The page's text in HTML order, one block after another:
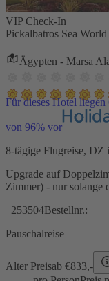
VIP Check-In
Pickalbatros Sea
Ägypten - Marsa
Für dieses Hotel
von 96% vor
8-tägige Flugreise,
Upgrade auf
Zimmer) - nur solange
253504Bestellnr.:
Pauschalreise
Alter Preisab €833,-